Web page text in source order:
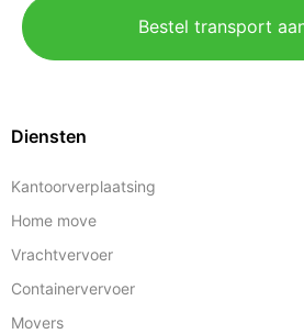
Bestel transport
Diensten
Kantoorverplaatsing
Home move
Vrachtvervoer
Containervervoer
Movers